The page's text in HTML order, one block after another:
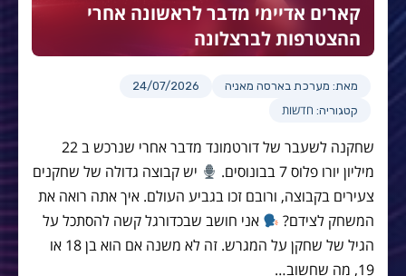
קארים אדיימי מדבר לראשונה אחרי
ההצטרפות לברצלונה
מאת: מערכת בארסה מאניה
24/07/2026
קטגוריה: חדשות
שחקנה לשעבר של דורטמונד מדבר אחרי שנרכש ב 22
מיליון יורו פלוס 7 בבונוסים.
יש קבוצה גדולה של שחקנים
צעירים בקבוצה, ורובם זכו בגביע העולם. איך אתה רואה את
המשחק לצידם?
אני חושב שבכדורגל קשה להסתכל על
הגיל של שחקן על המגרש. זה לא משנה אם הוא בן 18 או
19, מה שחשוב…